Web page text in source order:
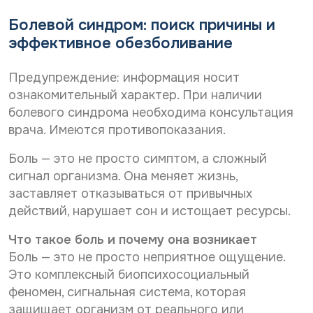
Болевой синдром: поиск причины и
эффективное обезболивание
Предупреждение: информация носит
ознакомительный характер. При наличии
болевого синдрома необходима консультация
врача. Имеются противопоказания.
Боль — это не просто симптом, а сложный
сигнал организма. Она меняет жизнь,
заставляет отказываться от привычных
действий, нарушает сон и истощает ресурсы.
Что такое боль и почему она возникает
Боль — это не просто неприятное ощущение.
Это комплексный биопсихосоциальный
феномен, сигнальная система, которая
защищает организм от реального или
С
о
л
а
с
и
е
а
о
р
а
о
т
к
у
п
е
Даю согласие наобработку персональных
данных
С
о
г
л
а
и
е
н
а
р
с
с
ы
л
к
у
Даю согласие на получение информационной
рассылки
Отправить
а
н
н
х
И
м
я
*
о
г
с
и
е
н
а
б
р
б
о
к
у
п
е
р
с
Даю согласие на
данных
Телефон*
E-mail*
Дата выдачи направления*
Наименование направившего лечебного учреждения*
ФИО направившего врача, указанного в направлении*